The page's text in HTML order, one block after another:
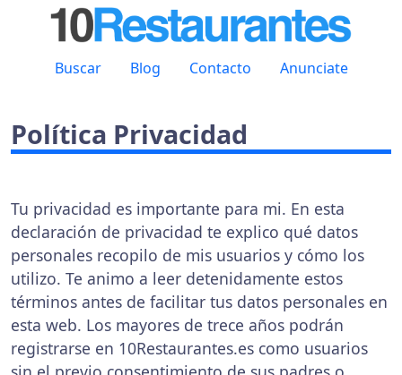
Buscar Blog Contacto Anunciate
Política Privacidad
Tu privacidad es importante para mi. En esta
declaración de privacidad te explico qué datos
personales recopilo de mis usuarios y cómo los
utilizo. Te animo a leer detenidamente estos
términos antes de facilitar tus datos personales en
esta web. Los mayores de trece años podrán
registrarse en 10Restaurantes.es como usuarios